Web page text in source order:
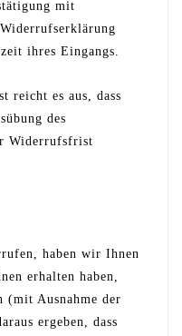
mit
ihres Eingangs.
reicht es aus, dass
des
Widerrufsfrist
haben wir Ihnen
erhalten haben,
(mit Ausnahme der
ergeben, dass